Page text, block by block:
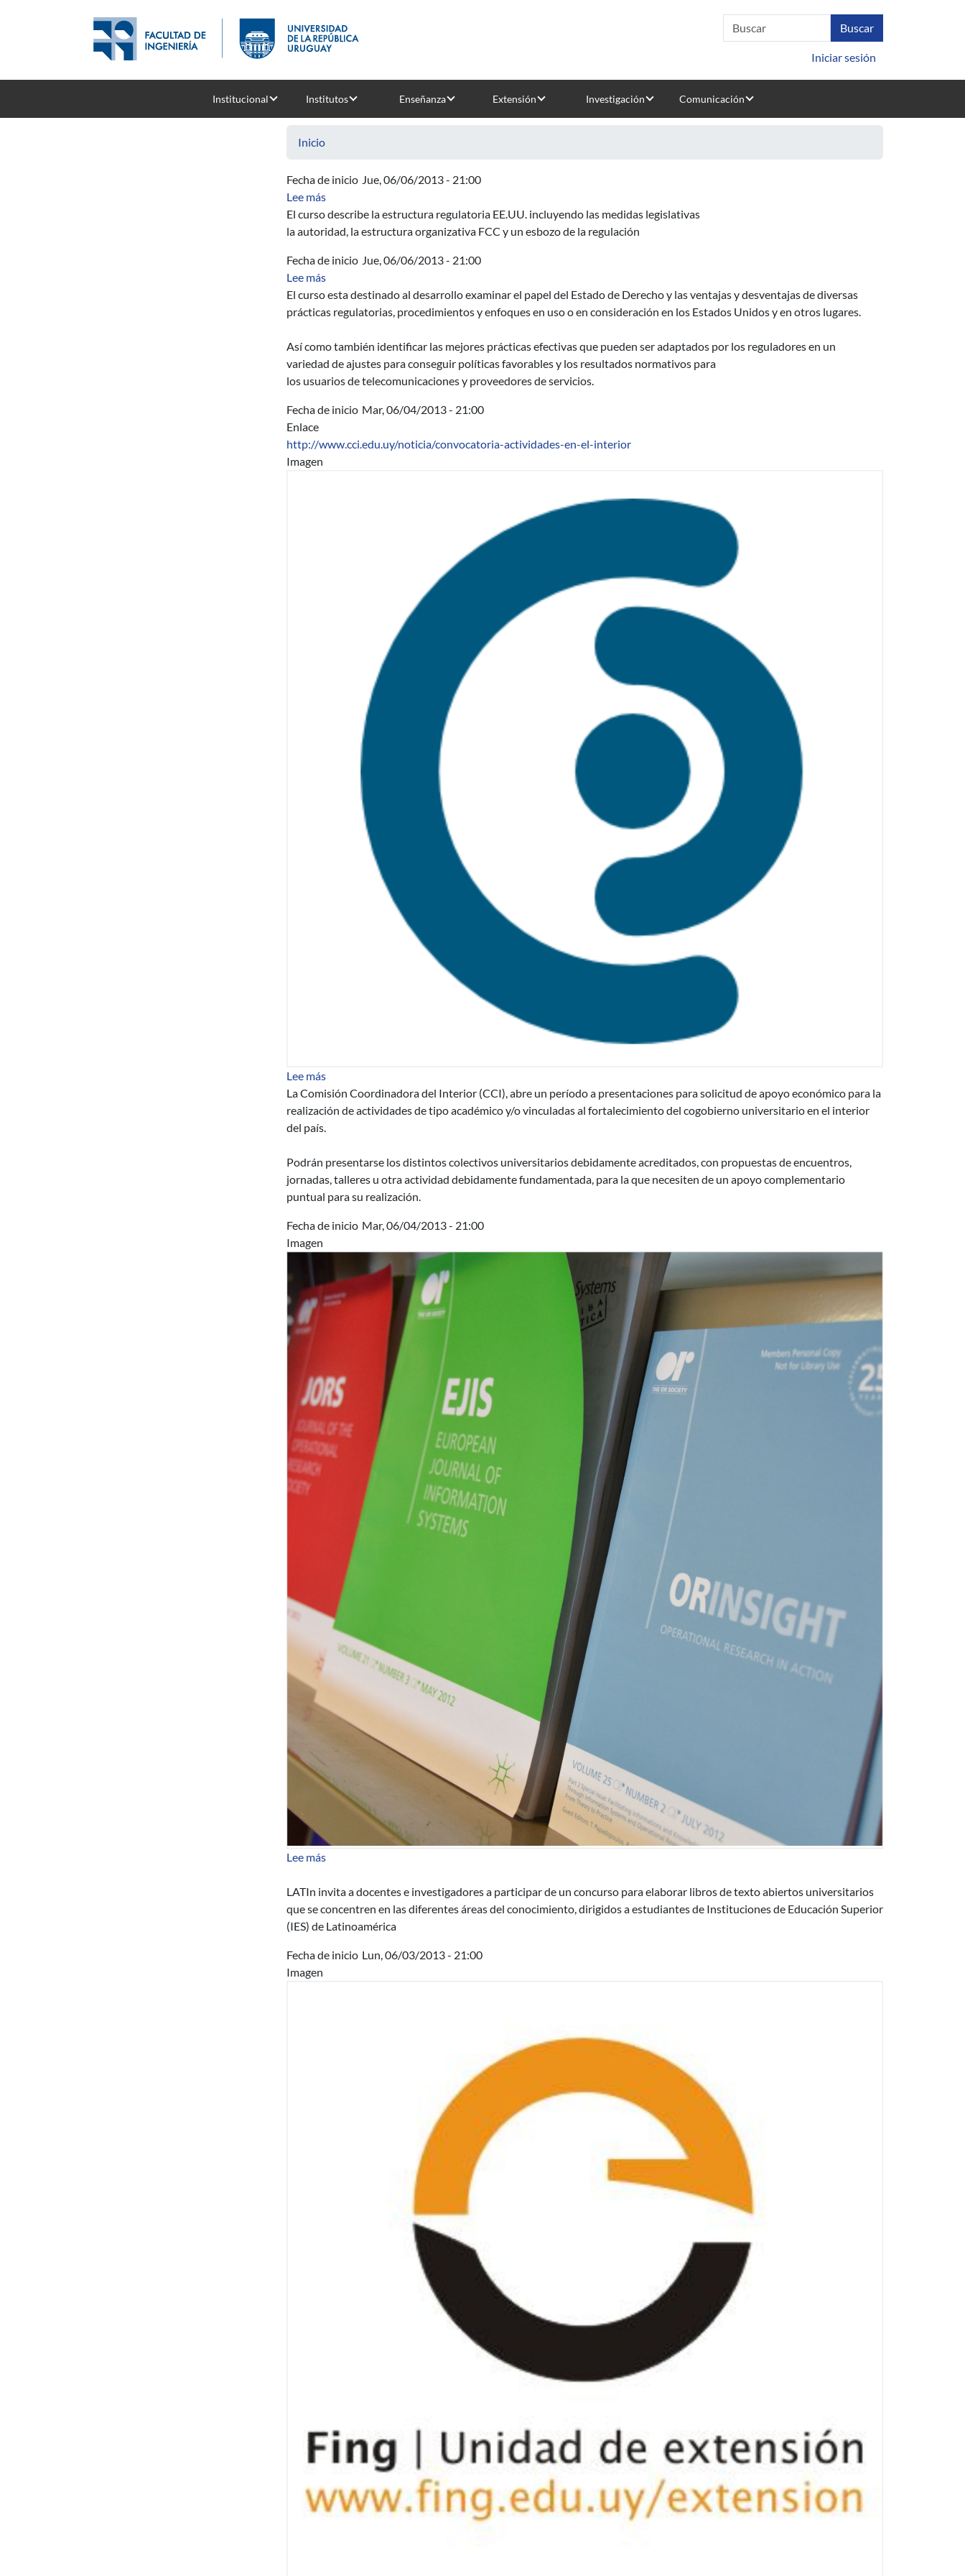
Iniciar sesión
Institucional Institutos Enseñanza Extensión Investigación Comunicación
Inicio
Fecha de inicio Jue, 06/06/2013 - 21:00
Lee mássobre Política de la Competencia para las Telecomunicaciones
El curso describe la estructura regulatoria EE.UU. incluyendo las medidas legislativas
la autoridad, la estructura organizativa FCC y un esbozo de la regulación
Fecha de inicio Jue, 06/06/2013 - 21:00
Lee mássobre Las mejores prácticas en el Reglamento de las Telecomunicaciones
El curso esta destinado al desarrollo examinar el papel del Estado de Derecho y las ventajas y desventajas de diversas
prácticas regulatorias, procedimientos y enfoques en uso o en consideración en los Estados Unidos y en otros lugares.
Así como también identificar las mejores prácticas efectivas que pueden ser adaptados por los reguladores en un
variedad de ajustes para conseguir políticas favorables y los resultados normativos para
los usuarios de telecomunicaciones y proveedores de servicios.
Fecha de inicio Mar, 06/04/2013 - 21:00
Enlace
http://www.cci.edu.uy/noticia/convocatoria-actividades-en-el-interior
Imagen
Lee mássobre Convocatoria a actividades en el interior
La Comisión Coordinadora del Interior (CCI), abre un período a presentaciones para solicitud de apoyo económico para la
realización de actividades de tipo académico y/o vinculadas al fortalecimiento del cogobierno universitario en el interior
del país.
Podrán presentarse los distintos colectivos universitarios debidamente acreditados, con propuestas de encuentros,
jornadas, talleres u otra actividad debidamente fundamentada, para la que necesiten de un apoyo complementario
puntual para su realización.
Fecha de inicio Mar, 06/04/2013 - 21:00
Imagen
Lee mássobre Proyecto LATIn lanza concurso para elaborar textos universitarios abiertos
LATIn invita a docentes e investigadores a participar de un concurso para elaborar libros de texto abiertos universitarios
que se concentren en las diferentes áreas del conocimiento, dirigidos a estudiantes de Instituciones de Educación Superior
(IES) de Latinoamérica
Fecha de inicio Lun, 06/03/2013 - 21:00
Imagen